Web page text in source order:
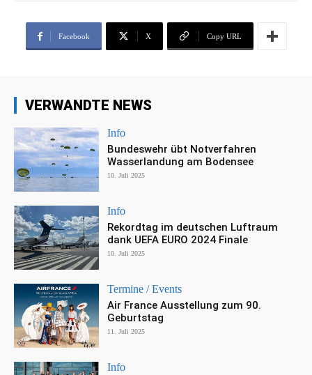
Facebook X Copy URL
VERWANDTE NEWS
Info
Bundeswehr übt Notverfahren
Wasserlandung am Bodensee
10. Juli 2025
Info
Rekordtag im deutschen Luftraum
dank UEFA EURO 2024 Finale
10. Juli 2025
Termine / Events
Air France Ausstellung zum 90.
Geburtstag
11. Juli 2025
Info